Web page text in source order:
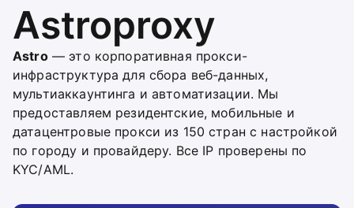
Astroproxy
Astro— это корпоративная прокси-
инфраструктура для сбора веб-данных,
мультиаккаунтинга и автоматизации. Мы
предоставляем резидентские, мобильные и
датацентровые прокси из 150 стран с настройкой
по городу и провайдеру. Все IP проверены по
KYC/AML.